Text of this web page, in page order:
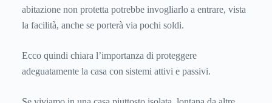
abitazione non protetta potrebbe invogliarlo a entrare, vista
la facilità, anche se porterà via pochi soldi.
Ecco quindi chiara l’importanza di proteggere
adeguatamente la casa con sistemi attivi e passivi.